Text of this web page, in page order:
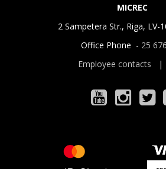
MICREC
2 Sampetera Str., Riga, LV-
Office Phone - 25
Employee contacts |